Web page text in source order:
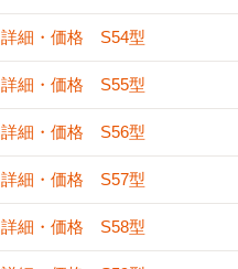
詳細・価格 S54型
詳細・価格 S55型
詳細・価格 S56型
詳細・価格 S57型
詳細・価格 S58型